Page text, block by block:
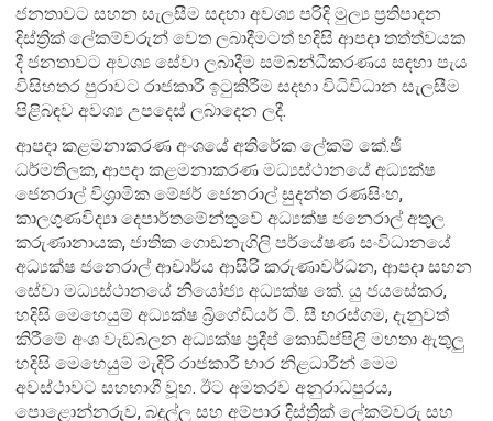
ජනතාවට සහන සැලසීම සදහා අවශ්‍ය පරිදි මුල්‍ය ප්‍රතිපාදන
දිස්ත්‍රික් ලේකම්වරුන් වෙත ලබාදීමටත් හදිසි ආපදා තත්ත්වයක
දී ජනතාවට අවශ්‍ය සේවා ලබාදීම සම්බන්ධීකරණය සඳහා පැය
විසිහතර පුරාවට රාජකාරී ඉටුකිරීම සදහා විධිවිධාන සැලසීම
පිළිබඳව අවශ්‍ය උපදෙස් ලබාදෙන ලදී.
ආපදා කළමනාකරණ අංශයේ අතිරේක ලේකම් කේ.ජී
ධර්මතිලක, ආපදා කළමනාකරණ මධ්‍යස්ථානයේ අධ්‍යක්ෂ
ජෙනරාල් විශ්‍රාමික මේජර් ජෙනරාල් සුදන්ත රණසිංහ,
කාලගුණවිද්‍යා දෙපාර්තමේන්තුවේ අධ්‍යක්ෂ ජනෙරාල් අතුල
කරුණානායක, ජාතික ගොඩනැගිලි පර්යේෂණ සංවිධානයේ
අධ්‍යක්ෂ ජනෙරාල් ආචාර්ය ආසිරි කරුණාවර්ධන, ආපදා සහන
සේවා මධ්‍යස්ථානයේ නියෝජ්‍ය අධ්‍යක්ෂ කේ. යු ජයසේකර,
හදිසි මෙහෙයුම් අධ්‍යක්ෂ බ්‍රිගේඩියර් ටී. සී හරස්ගම, දැනුවත්
කිරීමේ අංශ වැඩබලන අධ්‍යක්ෂ ප්‍රදීප් කොඩිප්පිලි මහතා ඇතුලු
හදිසි මෙහෙයුම් මැදිරි රාජකාරී භාර නිළධාරීන් මෙම
අවස්ථාවට සහභාගී වූහ. ඊට අමතරව අනුරාධපුරය,
පොළොන්නරුව, බදුල්ල සහ අම්පාර දිස්ත්‍රික් ලේකම්වරු සහ